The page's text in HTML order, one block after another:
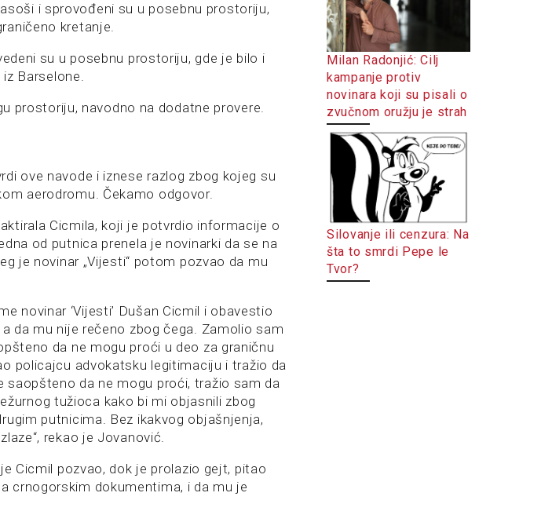
i sprovođeni su u posebnu prostoriju,
kretanje.
su u posebnu prostoriju, gde je bilo i
Barselone.
prostoriju, navodno na dodatne provere.
ove navode i iznese razlog zbog kojeg su
aerodromu. Čekamo odgovor.
Cicmila, koji je potvrdio informacije o
od putnica prenela je novinarki da se na
je novinar „Vijesti“ potom pozvao da mu
novinar ‘Vijesti’ Dušan Cicmil i obavestio
da mu nije rečeno zbog čega. Zamolio sam
da ne mogu proći u deo za graničnu
policajcu advokatsku legitimaciju i tražio da
da ne mogu proći, tražio sam da
tužioca kako bi mi objasnili zbog
putnicima. Bez ikakvog objašnjenja,
rekao je Jovanović.
Cicmil pozvao, dok je prolazio gejt, pitao
crnogorskim dokumentima, i da mu je
Milan Radonjić: Cilj
kampanje protiv
novinara koji su pisali o
zvučnom oružju je strah
Silovanje ili cenzura: Na
šta to smrdi Pepe le
Tvor?